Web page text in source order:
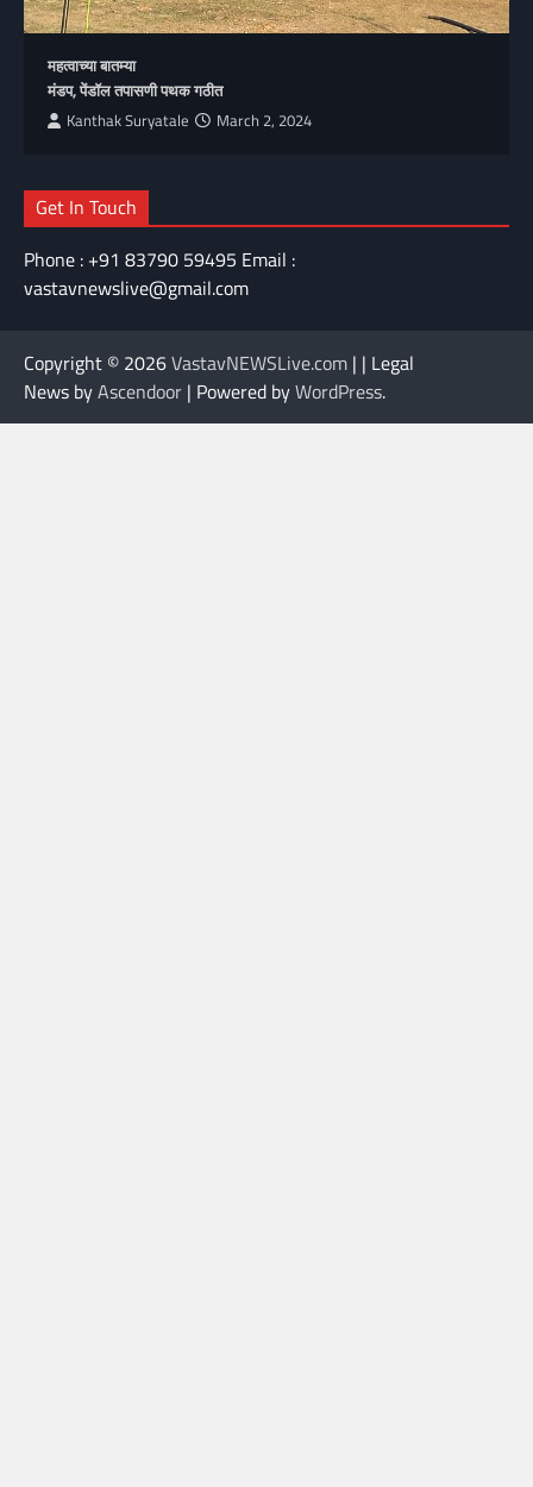
महत्वाच्या बातम्या
मंडप, पेंडॉल तपासणी पथक गठीत
Kanthak Suryatale March 2, 2024
Get In Touch
Phone : +91 83790 59495 Email :
vastavnewslive@gmail.com
Copyright © 2026VastavNEWSLive.com | | Legal
News byAscendoor | Powered byWordPress.